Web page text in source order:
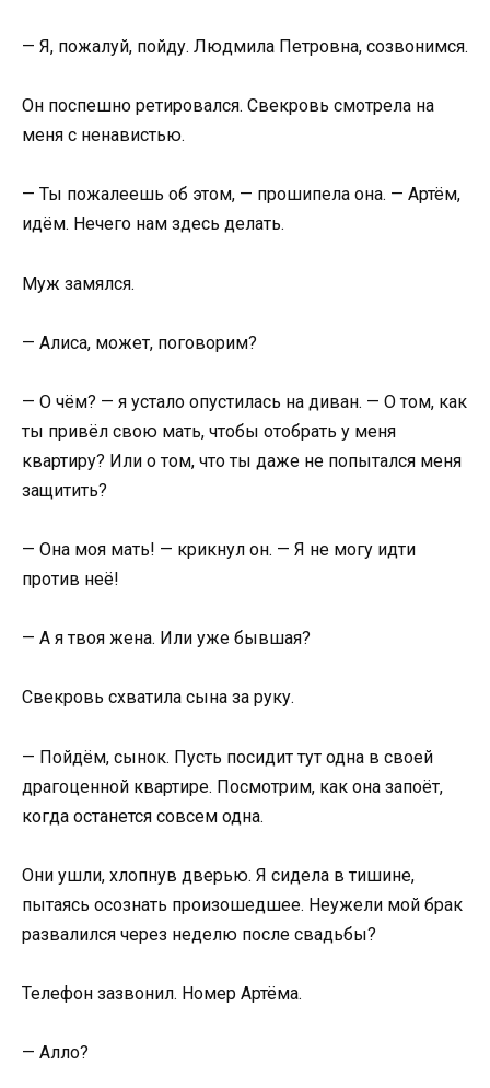
— Я, пожалуй, пойду. Людмила Петровна, созвонимся.
Он поспешно ретировался. Свекровь смотрела на
меня с ненавистью.
— Ты пожалеешь об этом, — прошипела она. — Артём,
идём. Нечего нам здесь делать.
Муж замялся.
— Алиса, может, поговорим?
— О чём? — я устало опустилась на диван. — О том, как
ты привёл свою мать, чтобы отобрать у меня
квартиру? Или о том, что ты даже не попытался меня
защитить?
— Она моя мать! — крикнул он. — Я не могу идти
против неё!
— А я твоя жена. Или уже бывшая?
Свекровь схватила сына за руку.
— Пойдём, сынок. Пусть посидит тут одна в своей
драгоценной квартире. Посмотрим, как она запоёт,
когда останется совсем одна.
Они ушли, хлопнув дверью. Я сидела в тишине,
пытаясь осознать произошедшее. Неужели мой брак
развалился через неделю после свадьбы?
Телефон зазвонил. Номер Артёма.
— Алло?